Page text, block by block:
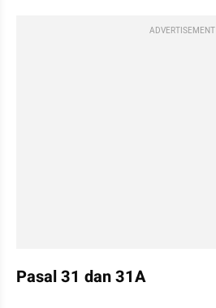
ADVERTISEMENT
Pasal 31 dan 31A